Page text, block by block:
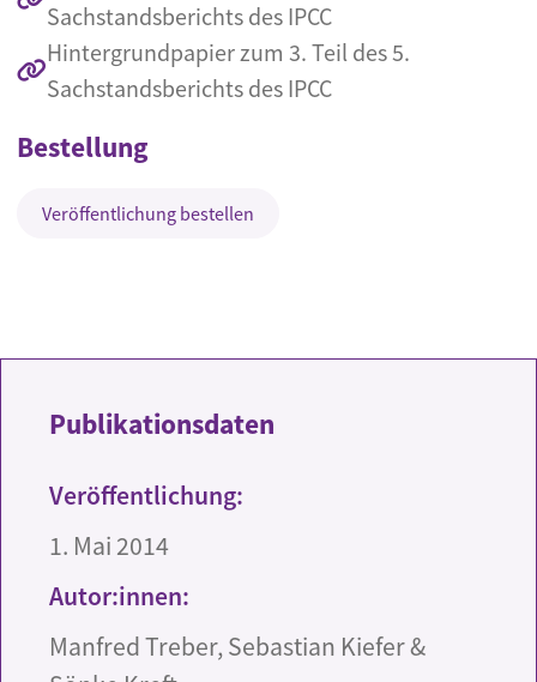
Sachstandsberichts des IPCC
Hintergrundpapier zum 3. Teil des 5.
Sachstandsberichts des IPCC
Bestellung
Veröffentlichung bestellen
Publikationsdaten
Veröffentlichung:
1. Mai 2014
Autor:innen:
Manfred Treber, Sebastian Kiefer &